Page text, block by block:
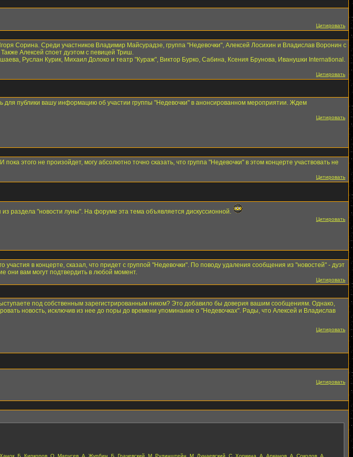
Цитировать
Сорина. Среди участников Владимир Майсурадзе, группа "Недевочки", Алексей Лосихин и Владислав Воронин с
Алексей споет дуэтом с певицей Триш.
Руслан Курик, Михаил Долоко и театр "Кураж", Виктор Бурко, Сабина, Ксения Брунова, Иванушки International.
Цитировать
для публики вашу информацию об участии группы "Недевочки" в анонсированном мероприятии. Ждем
Цитировать
этого не произойдет, могу абсолютно точно сказать, что группа "Недевочки" в этом концерте участвовать не
Цитировать
раздела "новости луны". На форуме эта тема объявляется дискуссионной.
Цитировать
в концерте, сказал, что придет с группой "Недевочки". По поводу удаления сообщения из "новостей" - дуэт
они вам могут подтвердить в любой момент.
Цитировать
под собственным зарегистрированным ником? Это добавило бы доверия вашим сообщениям. Однако,
новость, исключив из нее до поры до времени упоминание о "Недевочках". Рады, что Алексей и Владислав
Цитировать
Цитировать
Б. Киркоров, О. Марусев, А. Журбин, Б. Грачевский, М. Рудинштейн, М. Дунаевский, С. Хоркина, А. Арканов, А. Соколов, А.